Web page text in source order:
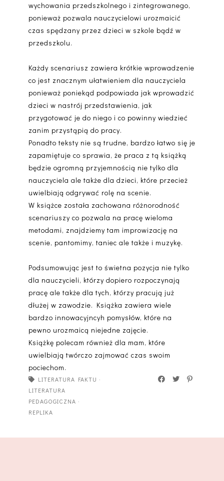
wychowania przedszkolnego i zintegrowanego,
ponieważ pozwala nauczycielowi urozmaicić
czas spędzany przez dzieci w szkole bądź w
przedszkolu.
Każdy scenariusz zawiera krótkie wprowadzenie
co jest znacznym ułatwieniem dla nauczyciela
ponieważ poniekąd podpowiada jak wprowadzić
dzieci w nastrój przedstawienia, jak
przygotować je do niego i co powinny wiedzieć
zanim przystąpią do pracy.
Ponadto teksty nie są trudne, bardzo łatwo się je
zapamiętuje co sprawia, że praca z tą książką
będzie ogromną przyjemnością nie tylko dla
nauczyciela ale także dla dzieci, które przecież
uwielbiają odgrywać rolę na scenie.
W książce została zachowana różnorodność
scenariuszy co pozwala na pracę wieloma
metodami, znajdziemy tam improwizację na
scenie, pantomimy, taniec ale także i muzykę.
Podsumowując jest to świetna pozycja nie tylko
dla nauczycieli, którzy dopiero rozpoczynają
pracę ale także dla tych, którzy pracują już
dłużej w zawodzie. Książka zawiera wiele
bardzo innowacyjncyh pomysłów, które na
pewno urozmaicą niejedne zajęcie.
Książkę polecam również dla mam, które
uwielbiają twórczo zajmować czas swoim
pociechom.
LITERATURA FAKTU ·
LITERATURA
PEDAGOGICZNA ·
REPLIKA